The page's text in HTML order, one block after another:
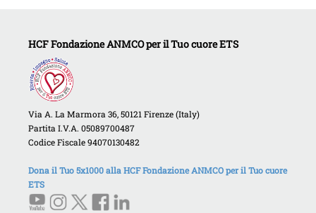
HCF Fondazione ANMCO per il Tuo cuore ETS
Via A. La Marmora 36, 50121 Firenze (Italy)
Partita I.V.A. 05089700487
Codice Fiscale 94070130482
Dona il Tuo 5x1000 alla HCF Fondazione ANMCO per il Tuo cuore
ETS